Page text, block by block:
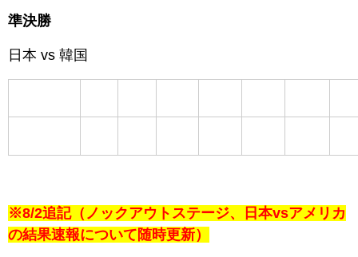
準決勝
日本 vs 韓国
※8/2追記（ノックアウトステージ、日本vsアメリカ
の結果速報について随時更新）